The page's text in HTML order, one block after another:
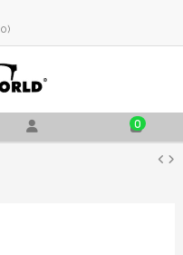
0)
0